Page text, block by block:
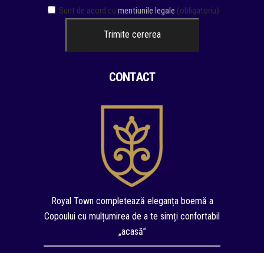
Sunt de acord cu mentiunile legale (obligatoriu)
CONTACT
Royal Town completează eleganța boemă a
Copoului cu mulțumirea de a te simți confortabil
„acasă”